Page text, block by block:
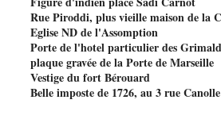
  Belle imposte de 1726, au 3 rue Canolle